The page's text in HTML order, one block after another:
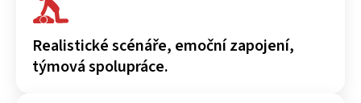
Realistické scénáře, emoční zapojení,
týmová spolupráce.